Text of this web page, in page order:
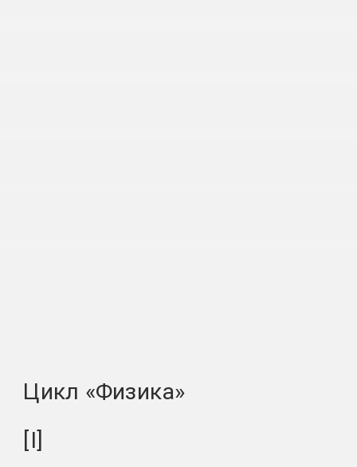
Цикл «Физика»
[I]